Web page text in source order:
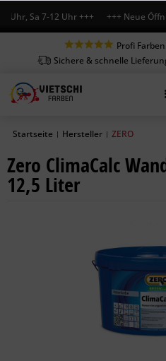
Uhr, Sa 7-12 Uhr +++ +++ Neue
Profi
Sichere & schnelle
Startseite | Hersteller | ZERO
Zero ClimaCalc
12,5 Liter